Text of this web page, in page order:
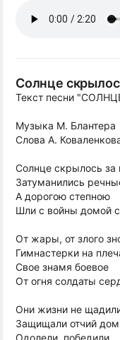
Солнце
Текст песни
Музыка М. Блантера
Слова А.
Солнце скрылось за
Затуманились
А дорогою степною
Шли с войны домой
От жары, от злого
Гимнастерки на
Свое знамя боевое
От огня солдаты
Они жизни не
Защищали отчий
Одолели, победили